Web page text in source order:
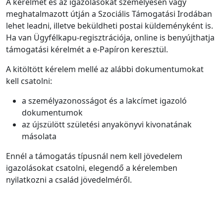
meghatalmazott útján a Szociális Támogatási Irodában
lehet leadni, illetve beküldheti postai küldeményként is.
Ha van Ügyfélkapu-regisztrációja, online is benyújthatja
támogatási kérelmét a e-Papíron keresztül.
A kitöltött kérelem mellé az alábbi dokumentumokat
kell csatolni:
a személyazonosságot és a lakcímet igazoló
dokumentumok
az újszülött születési anyakönyvi kivonatának
másolata
Ennél a támogatás típusnál nem kell jövedelem
igazolásokat csatolni, elegendő a kérelemben
nyilatkozni a család jövedelméről.